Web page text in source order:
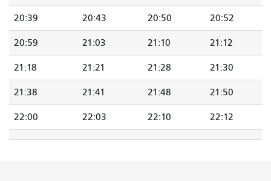
20:39 20:43 20:50 20:52
20:59 21:03 21:10 21:12
21:18 21:21 21:28 21:30
21:38 21:41 21:48 21:50
22:00 22:03 22:10 22:12